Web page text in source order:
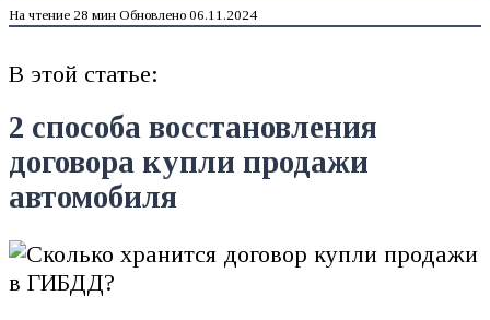
На чтение 28 мин Обновлено 06.11.2024
В этой статье:
2 способа восстановления
договора купли продажи
автомобиля